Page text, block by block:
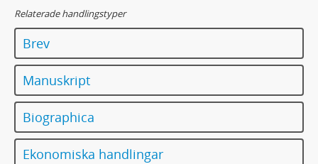
Relaterade handlingstyper
Brev
Manuskript
Biographica
Ekonomiska handlingar